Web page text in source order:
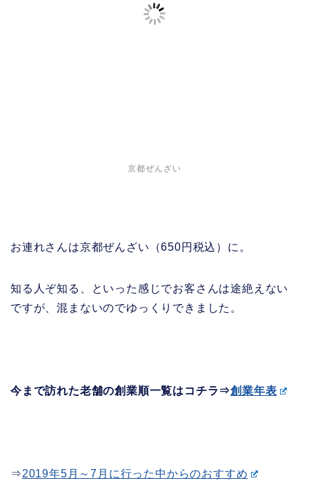
京都ぜんざい
お連れさんは京都ぜんざい（650円税込）に。
知る人ぞ知る、といった感じでお客さんは途絶えない
ですが、混まないのでゆっくりできました。
今まで訪れた老舗の創業順一覧はコチラ⇒創業年表
⇒2019年5月～7月に行った中からのおすすめ